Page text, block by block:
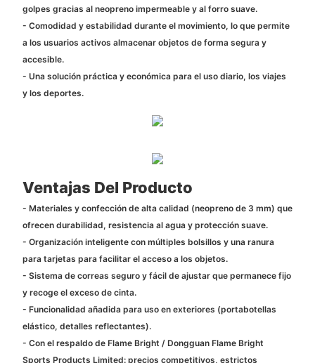
golpes gracias al neopreno impermeable y al forro suave.
- Comodidad y estabilidad durante el movimiento, lo que permite
a los usuarios activos almacenar objetos de forma segura y
accesible.
- Una solución práctica y económica para el uso diario, los viajes
y los deportes.
Ventajas Del Producto
- Materiales y confección de alta calidad (neopreno de 3 mm) que
ofrecen durabilidad, resistencia al agua y protección suave.
- Organización inteligente con múltiples bolsillos y una ranura
para tarjetas para facilitar el acceso a los objetos.
- Sistema de correas seguro y fácil de ajustar que permanece fijo
y recoge el exceso de cinta.
- Funcionalidad añadida para uso en exteriores (portabotellas
elástico, detalles reflectantes).
- Con el respaldo de Flame Bright / Dongguan Flame Bright
Sports Products Limited: precios competitivos, estrictos